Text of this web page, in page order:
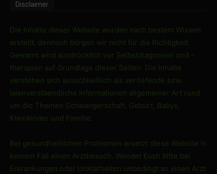
Disclaimer
Die Inhalte dieser Website wurden nach bestem Wissen
erstellt, dennoch bürgen wir nicht für die Richtigkeit.
Gewarnt wird ausdrücklich vor Selbstdiagnosen und -
therapien auf Grundlage dieser Seiten. Die Inhalte
verstehen sich ausschließlich als vertiefende bzw.
laienverstaendliche Informationen allgemeiner Art rund
um die Themen Schwangerschaft, Geburt, Babys,
Kleinkinder und Familie.
Bei gesundheitlichen Problemen ersetzt diese Website in
keinem Fall einen Arztbesuch. Wendet Euch bitte bei
Erkrankungen oder Unklarheiten unbedingt an einen Arzt